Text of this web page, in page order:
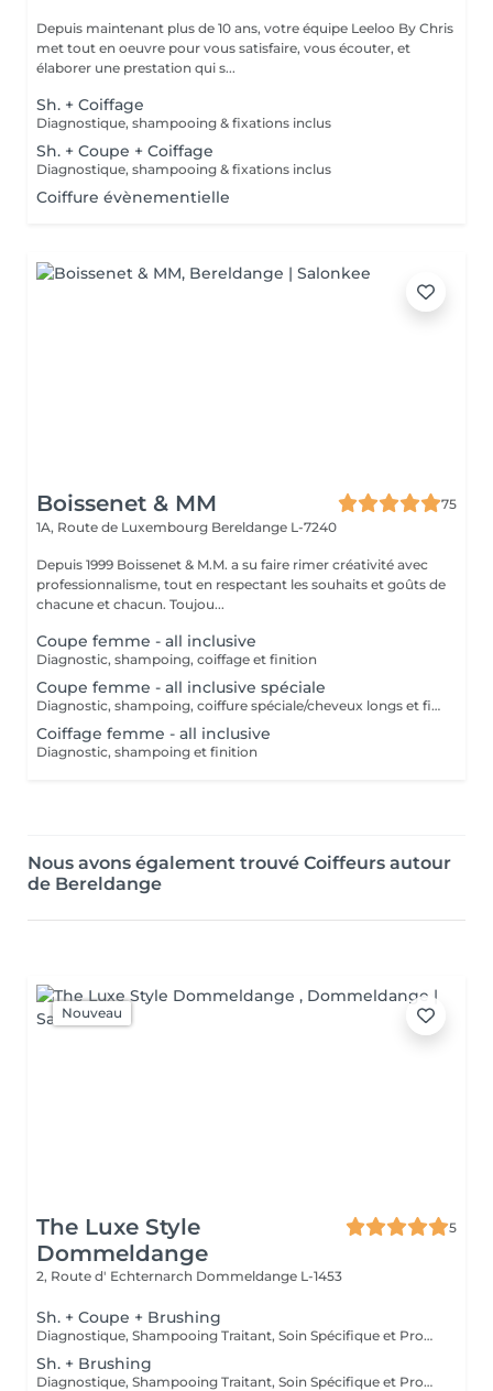
Depuis maintenant plus de 10 ans, votre équipe Leeloo By Chris
met tout en oeuvre pour vous satisfaire, vous écouter, et
élaborer une prestation qui s...
Sh. + Coiffage
Diagnostique, shampooing & fixations inclus
Sh. + Coupe + Coiffage
Diagnostique, shampooing & fixations inclus
Coiffure évènementielle
Boissenet & MM
75
1A, Route de Luxembourg Bereldange L-7240
Depuis 1999 Boissenet & M.M. a su faire rimer créativité avec
professionnalisme, tout en respectant les souhaits et goûts de
chacune et chacun. Toujou...
Coupe femme - all inclusive
Diagnostic, shampoing, coiffage et finition
Coupe femme - all inclusive spéciale
Diagnostic, shampoing, coiffure spéciale/cheveux longs et finition
Coiffage femme - all inclusive
Diagnostic, shampoing et finition
Nous avons également trouvé Coiffeurs autour
de Bereldange
Nouveau
The Luxe Style
Dommeldange
5
2, Route d' Echternarch Dommeldange L-1453
Sh. + Coupe + Brushing
Diagnostique, Shampooing Traitant, Soin Spécifique et Produits Coiffants inclus
Sh. + Brushing
Diagnostique, Shampooing Traitant, Soin Spécifique et Produits Coiffants inclus